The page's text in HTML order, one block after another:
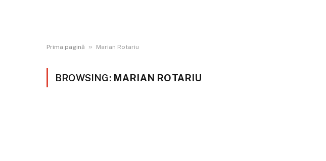
Prima pagină » Marian Rotariu
BROWSING: MARIAN ROTARIU